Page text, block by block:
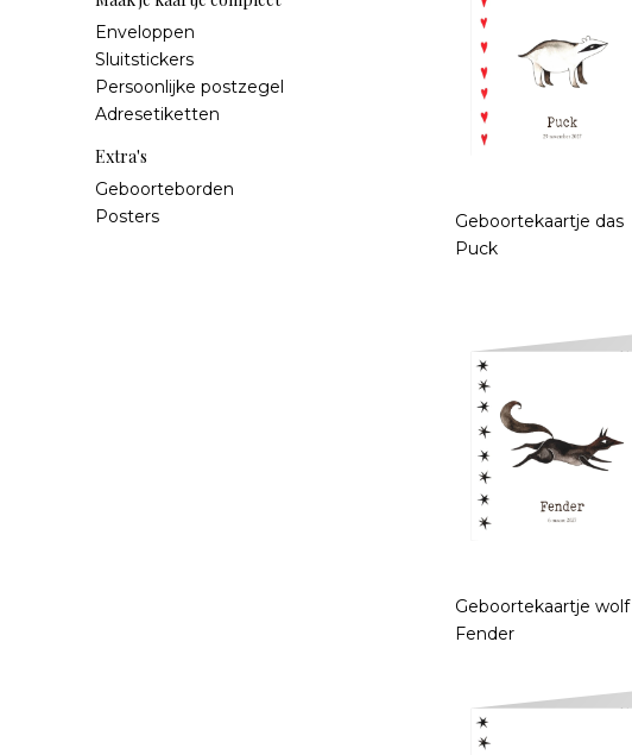
Enveloppen
Sluitstickers
Persoonlijke postzegel
Adresetiketten
Extra's
Geboorteborden
Posters
Geboortekaartje das
Puck
Geboortekaartje wolf
Fender